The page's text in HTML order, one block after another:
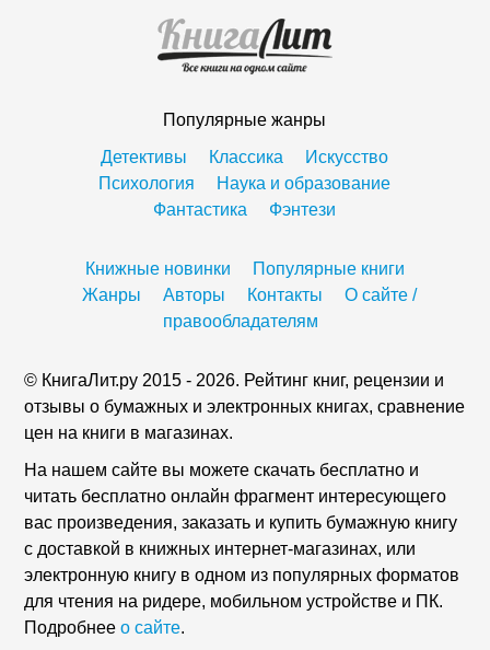
Популярные жанры
Детективы
Классика
Искусство
Психология
Наука и образование
Фантастика
Фэнтези
Книжные новинки
Популярные книги
Жанры
Авторы Контакты
О сайте /
правообладателям
© КнигаЛит.ру 2015 - 2026. Рейтинг книг, рецензии и
отзывы о бумажных и электронных книгах, сравнение
цен на книги в магазинах.
На нашем сайте вы можете скачать бесплатно и
читать бесплатно онлайн фрагмент интересующего
вас произведения, заказать и купить бумажную книгу
с доставкой в книжных интернет-магазинах, или
электронную книгу в одном из популярных форматов
для чтения на ридере, мобильном устройстве и ПК.
Подробнеео сайте.